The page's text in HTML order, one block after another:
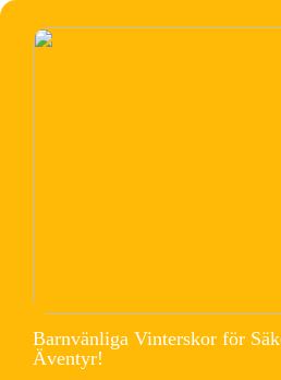
Barnvänliga Vinterskor för
Äventyr!